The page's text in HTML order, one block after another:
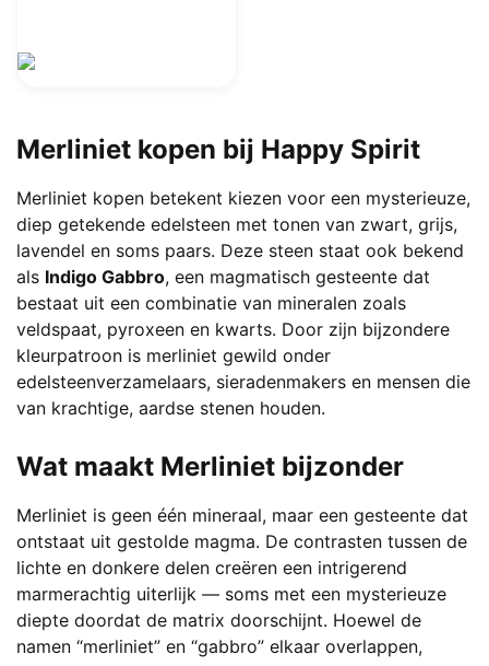
heeft
variaties.
Deze
optie
kan
gekozen
worden
op
de
productpagina
Merliniet kopen bij Happy Spirit
Merliniet kopen betekent kiezen voor een mysterieuze,
diep getekende edelsteen met tonen van zwart, grijs,
lavendel en soms paars. Deze steen staat ook bekend
als Indigo Gabbro, een magmatisch gesteente dat
bestaat uit een combinatie van mineralen zoals
veldspaat, pyroxeen en kwarts. Door zijn bijzondere
kleurpatroon is merliniet gewild onder
edelsteenverzamelaars, sieradenmakers en mensen die
van krachtige, aardse stenen houden.
Wat maakt Merliniet bijzonder
Merliniet is geen één mineraal, maar een gesteente dat
ontstaat uit gestolde magma. De contrasten tussen de
lichte en donkere delen creëren een intrigerend
marmerachtig uiterlijk — soms met een mysterieuze
diepte doordat de matrix doorschijnt. Hoewel de
namen “merliniet” en “gabbro” elkaar overlappen,